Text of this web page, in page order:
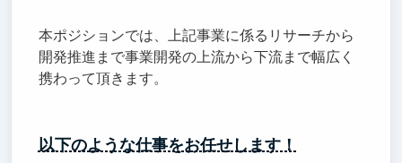
本ポジションでは、上記事業に係るリサーチから
開発推進まで事業開発の上流から下流まで幅広く
携わって頂きます。
以下のような仕事をお任せします！